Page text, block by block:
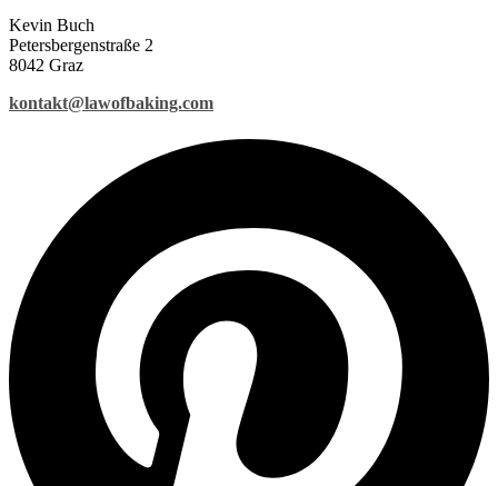
Kevin Buch
Petersbergenstraße 2
8042 Graz
kontakt@lawofbaking.com